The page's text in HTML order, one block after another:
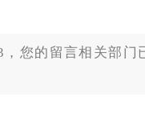
，您的留言相关部门